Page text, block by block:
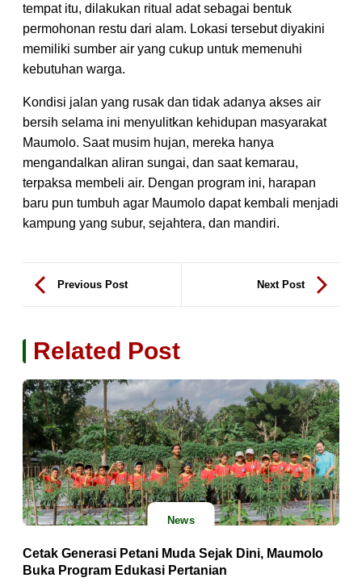
tempat itu, dilakukan ritual adat sebagai bentuk
permohonan restu dari alam. Lokasi tersebut diyakini
memiliki sumber air yang cukup untuk memenuhi
kebutuhan warga.
Kondisi jalan yang rusak dan tidak adanya akses air
bersih selama ini menyulitkan kehidupan masyarakat
Maumolo. Saat musim hujan, mereka hanya
mengandalkan aliran sungai, dan saat kemarau,
terpaksa membeli air. Dengan program ini, harapan
baru pun tumbuh agar Maumolo dapat kembali menjadi
kampung yang subur, sejahtera, dan mandiri.
Previous Post Next Post
Related Post
News
Cetak Generasi Petani Muda Sejak Dini, Maumolo
Buka Program Edukasi Pertanian